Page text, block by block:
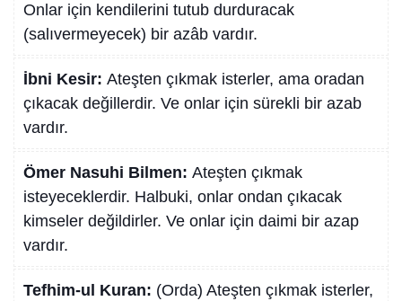
Onlar için kendilerini tutub durduracak
(salıvermeyecek) bir azâb vardır.
İbni Kesir: Ateşten çıkmak isterler, ama oradan
çıkacak değillerdir. Ve onlar için sürekli bir azab
vardır.
Ömer Nasuhi Bilmen: Ateşten çıkmak
isteyeceklerdir. Halbuki, onlar ondan çıkacak
kimseler değildirler. Ve onlar için daimi bir azap
vardır.
Tefhim-ul Kuran: (Orda) Ateşten çıkmak isterler,